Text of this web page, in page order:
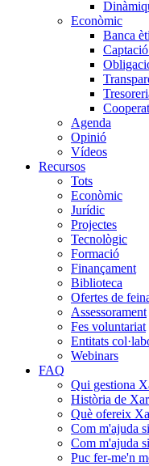
Econòmic
Banca
Agenda
Opinió
Vídeos
Recursos
Tots
Econòmic
Jurídic
Projectes
Tecnològic
Formació
Finançament
Biblioteca
Ofertes de
Assessorament
Fes voluntariat
Entitats
Webinars
FAQ
Qui gestiona
Història de
Què ofereix
Com m'ajuda
Com m'ajuda
Puc fer-me'n